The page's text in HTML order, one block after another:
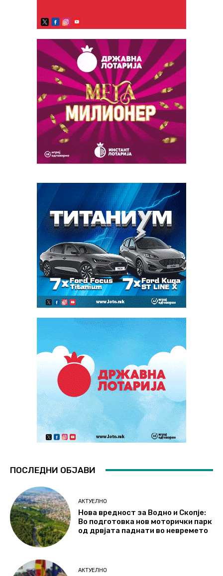
ПОСЛЕДНИ ОБЈАВИ
АКТУЕЛНО
Нова вредност за Водно и Скопје:
Во подготовка нов моторички парк
од дрвјата паднати во невремето
АКТУЕЛНО